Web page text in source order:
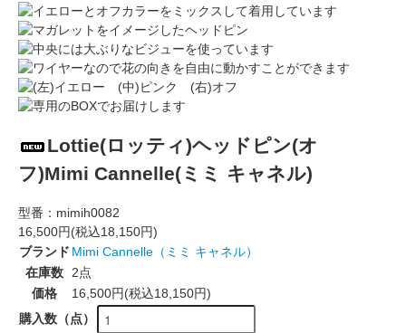
Lottie(ロッティ)ヘッドピン(オ
フ)Mimi Cannelle(ミミ キャネル)
型番： mimih0082
16,500円(税込18,150円)
ブランド Mimi Cannelle（ミミ キャネル）
在庫数
2点
価格
16,500円(税込18,150円)
購入数（点）